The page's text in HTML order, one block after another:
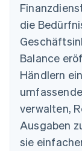
die
Balance
Händlern
verwalten,
Ausgaben
sie